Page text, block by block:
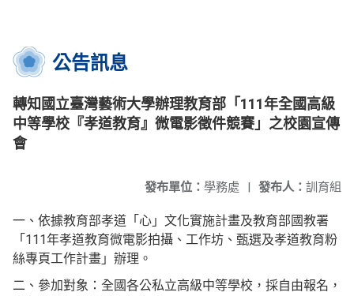
公告訊息
轉知國立臺灣藝術大學辦理教育部「111年全國高級
中等學校『孝道教育』微電影徵件競賽」之校園宣傳
會
發布人： 訓育組
發布單位： 學務處 |
一、依據教育部孝道「心」文化實施計畫及教育部國教署
「111年孝道教育微電影拍攝、工作坊、甄選及孝道教育粉
絲專頁工作計畫」辦理。
二、參加對象：全國各公私立高級中等學校，採自由報名，